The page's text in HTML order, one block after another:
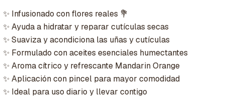
✨ Infusionado con flores reales 💐
✨ Ayuda a hidratar y reparar cutículas secas
✨ Suaviza y acondiciona las uñas y cutículas
✨ Formulado con aceites esenciales humectantes
✨ Aroma cítrico y refrescante Mandarin Orange
✨ Aplicación con pincel para mayor comodidad
✨ Ideal para uso diario y llevar contigo